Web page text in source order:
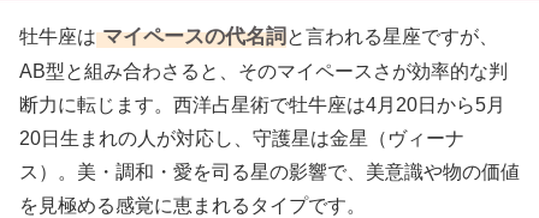
牡牛座は マイペースの代名詞 と言われる星座ですが、
AB型と組み合わさると、そのマイペースさが効率的な判
断力に転じます。西洋占星術で牡牛座は4月20日から5月
20日生まれの人が対応し、守護星は金星（ヴィーナ
ス）。美・調和・愛を司る星の影響で、美意識や物の価値
を見極める感覚に恵まれるタイプです。